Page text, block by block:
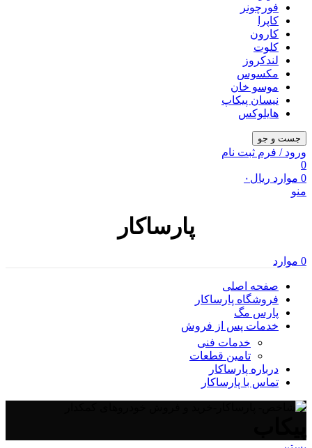
فورچونر
کاپرا
کارون
کلوت
لندکروز
مکسوس
موسو خان
نیسان پیکاپ
هایلوکس
جست و جو
ورود / فرم ثبت نام
0
0 موارد ریال ۰
منو
پارساکار
0 موارد
صفحه اصلی
فروشگاه پارساکار
پارس مگ
خدمات پس از فروش
خدمات فنی
تامین قطعات
درباره پارساکار
تماس با پارساکار